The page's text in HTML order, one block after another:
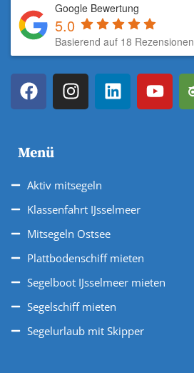
Google Bewertung
5.0
Basierend auf 18 Rezensionen
Menü
Aktiv mitsegeln
Klassenfahrt IJsselmeer
Mitsegeln Ostsee
Plattbodenschiff mieten
Segelboot IJsselmeer mieten
Segelschiff mieten
Segelurlaub mit Skipper